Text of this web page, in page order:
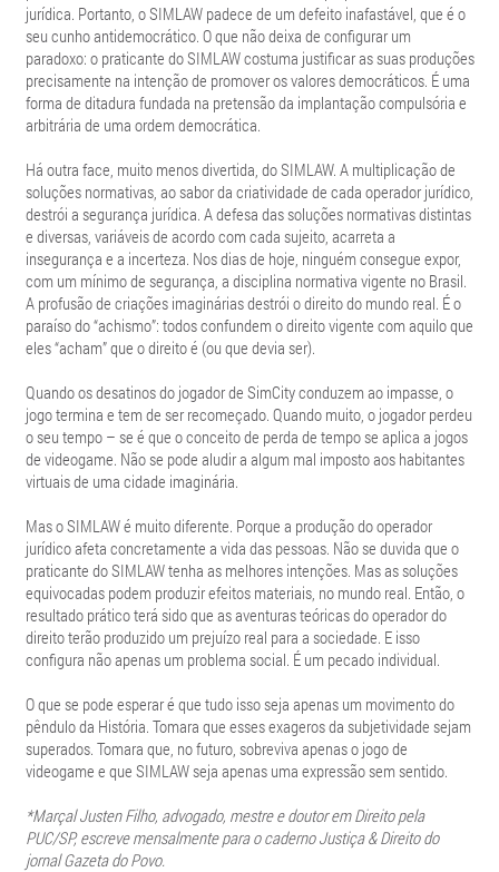
jurídica. Portanto, o SIMLAW padece de um defeito inafastável, que é o
seu cunho antidemocrático. O que não deixa de configurar um
paradoxo: o praticante do SIMLAW costuma justificar as suas produções
precisamente na intenção de promover os valores democráticos. É uma
forma de ditadura fundada na pretensão da implantação compulsória e
arbitrária de uma ordem democrática.
Há outra face, muito menos divertida, do SIMLAW. A multiplicação de
soluções normativas, ao sabor da criatividade de cada operador jurídico,
destrói a segurança jurídica. A defesa das soluções normativas distintas
e diversas, variáveis de acordo com cada sujeito, acarreta a
insegurança e a incerteza. Nos dias de hoje, ninguém consegue expor,
com um mínimo de segurança, a disciplina normativa vigente no Brasil.
A profusão de criações imaginárias destrói o direito do mundo real. É o
paraíso do “achismo”: todos confundem o direito vigente com aquilo que
eles “acham” que o direito é (ou que devia ser).
Quando os desatinos do jogador de SimCity conduzem ao impasse, o
jogo termina e tem de ser recomeçado. Quando muito, o jogador perdeu
o seu tempo – se é que o conceito de perda de tempo se aplica a jogos
de videogame. Não se pode aludir a algum mal imposto aos habitantes
virtuais de uma cidade imaginária.
Mas o SIMLAW é muito diferente. Porque a produção do operador
jurídico afeta concretamente a vida das pessoas. Não se duvida que o
praticante do SIMLAW tenha as melhores intenções. Mas as soluções
equivocadas podem produzir efeitos materiais, no mundo real. Então, o
resultado prático terá sido que as aventuras teóricas do operador do
direito terão produzido um prejuízo real para a sociedade. E isso
configura não apenas um problema social. É um pecado individual.
O que se pode esperar é que tudo isso seja apenas um movimento do
pêndulo da História. Tomara que esses exageros da subjetividade sejam
superados. Tomara que, no futuro, sobreviva apenas o jogo de
videogame e que SIMLAW seja apenas uma expressão sem sentido.
*Marçal Justen Filho, advogado, mestre e doutor em Direito pela
PUC/SP, escreve mensalmente para o caderno Justiça & Direito do
jornal Gazeta do Povo.